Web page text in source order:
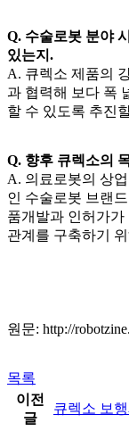
Q. 수술로봇 분야
있는지.
A. 큐렉소 제품의
과 협력해 보다 폭
할 수 있도록 추진
Q. 향후 큐렉소의
A. 의료로봇의 상
인 수술로봇 브랜
품개발과 인허가
관계를 구축하기
원문: http://
목록
이전
글
큐렉소 보